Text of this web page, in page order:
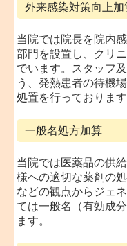
外来感染対策向上加
当院では院長を院内
部門を設置し、クリ
でいます。スタッフ
う、発熱患者の待機
処置を行っております
一般名処方加算
当院では医薬品の供
様への適切な薬剤の
などの観点からジェ
ては一般名（有効成
ます。